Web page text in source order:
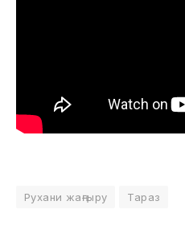
Рухани жаңғыру Тараз